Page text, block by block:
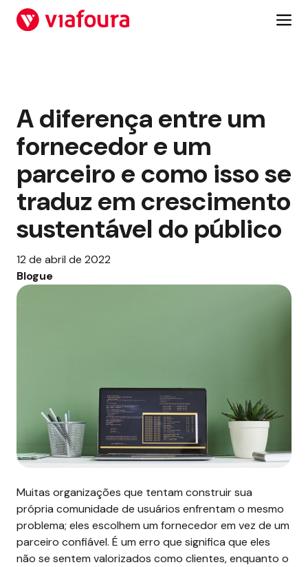
Pular
para
A diferença entre um
fornecedor e um
parceiro e como isso se
traduz em crescimento
sustentável do público
12 de abril de 2022
Blogue
Muitas organizações que tentam construir sua
própria comunidade de usuários enfrentam o mesmo
problema; eles escolhem um fornecedor em vez de um
parceiro confiável. É um erro que significa que eles
não se sentem valorizados como clientes, enquanto o